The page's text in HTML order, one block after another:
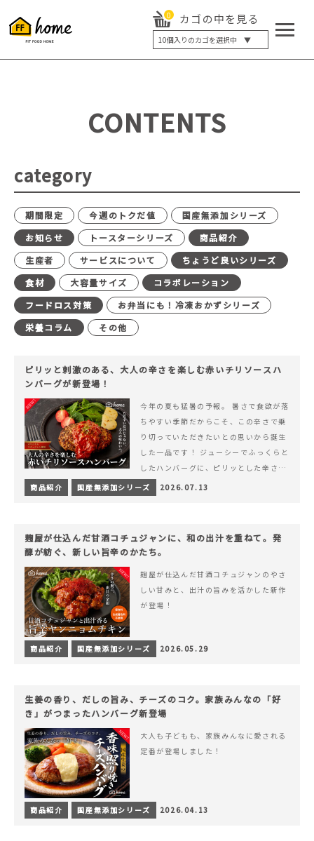
0 カゴの中を見る
10個入りのカゴを選択中 ▼
5個入り
20個入り
最大12%OFF
CONTENTS
category
期間限定 今週のトクだ値
国産無添加シリーズ
お知らせ
トースターシリーズ
商品紹介
生産者
サービスについて
ちょうど良いシリーズ
食材
大容量サイズ
コラボレーション
フードロス対策
お弁当にも！冷凍おかずシリーズ
栄養コラム
その他
ピリッと刺激のある、大人の辛さを楽しむ赤いチリソースハ
ンバーグが新登場！
今年の夏も猛暑の予報。 暑さで食欲が落
ちやすい季節だからこそ、この辛さで乗
り切っていただきたいとの思いから誕生
した一品です！ ジューシーでふっくらと
したハンバーグに、ピリッとした辛さと
コク深い旨みが楽しめる特製チリソース
&hellip; 続きを読む ピリッと刺激のあ
商品紹介 国産無添加シリーズ 2026.07.13
麹屋が仕込んだ甘酒コチュジャンに、和の出汁を重ねて。発
酵が紡ぐ、新しい旨辛のかたち。
麹屋が仕込んだ甘酒コチュジャンのやさ
しい甘みと、出汁の旨みを活かした新作
が登場！
商品紹介 国産無添加シリーズ 2026.05.29
生姜の香り、だしの旨み、チーズのコク。家族みんなの「好
き」がつまったハンバーグ新登場
大人も子どもも、家族みんなに愛される
定番が登場しました！
商品紹介 国産無添加シリーズ 2026.04.13